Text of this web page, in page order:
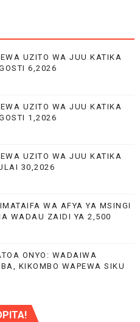
UZITO WA JUU KATIKA
6,2026
UZITO WA JUU KATIKA
1,2026
UZITO WA JUU KATIKA
30,2026
WA AFYA YA MSINGI
WADAU ZAIDI YA 2,500
ONYO: WADAIWA
KIKOMBO WAPEWA SIKU